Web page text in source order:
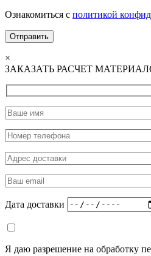
Ознакомиться с политикой
×
ЗАКАЗАТЬ РАСЧЕТ
Дата доставки
Я даю разрешение на обработку